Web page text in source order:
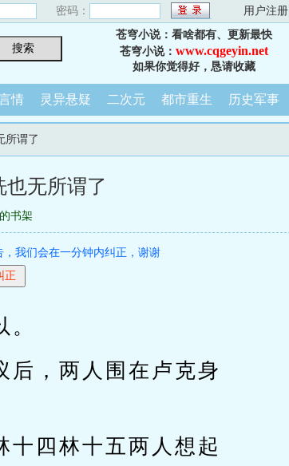
密码： 用户注册
苍穹小说：看啥都有、更新最快
苍穹小说： www.cqgeyin.net
如果你觉得好，恳请收藏
情 灵异悬疑 二次元 都市重生 历史军事
所谓了
无所谓了
书架
我们会在一分钟内纠正，谢谢
后，两人围在卢克身
十四林十五两人想起